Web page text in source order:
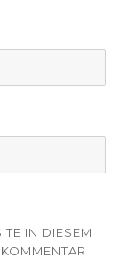
IN DIESEM